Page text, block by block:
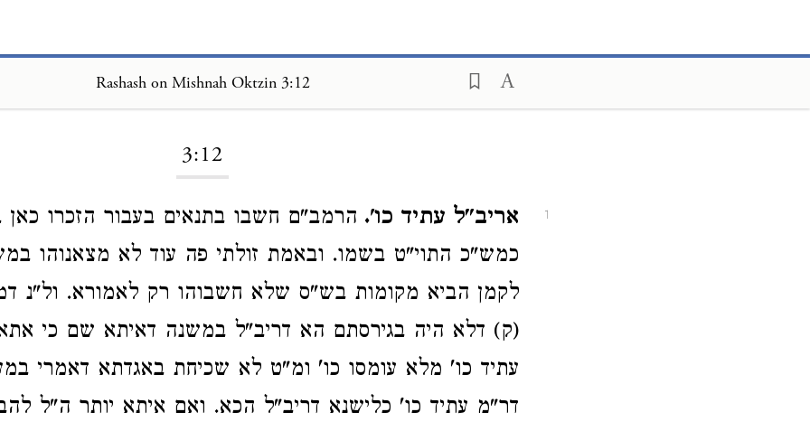
Rashash on Mishnah Oktzin 3:12
3:12
1 אריב"ל עתיד כו'. הרמב"ם חשבו בתנאים בעבור הזכרו
כמש"כ התוי"ט בשמו. ובאמת זולתי פה עוד לא מצאנוהו
לקמן הביא מקומות בש"ס שלא חשבוהו רק לאמורא. ול"נ
(ק) דלא היה בגירסתם הא דריב"ל במשנה דאיתא שם כי
עתיד כו' מלא עומסו כו' ומ"ט לא שכיחת באגדתא דאמרי
דר"מ עתיד כו' כלישנא דריב"ל הכא. ואם איתא יותר ה"ל